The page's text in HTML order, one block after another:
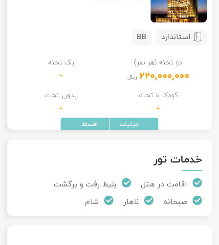
استاندارد BB
دو تخته (هر نفر)
220,000,000 ریال
یک تخته
-
کودک با تخت
-
بدون تخت
-
خدمات تور
اقامت در هتل
بلیط رفت و برگشت
صبحانه
ناهار شام